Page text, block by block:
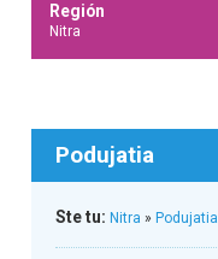
Región
Nitra
Podujatia
Ste tu: Nitra » Podujatia